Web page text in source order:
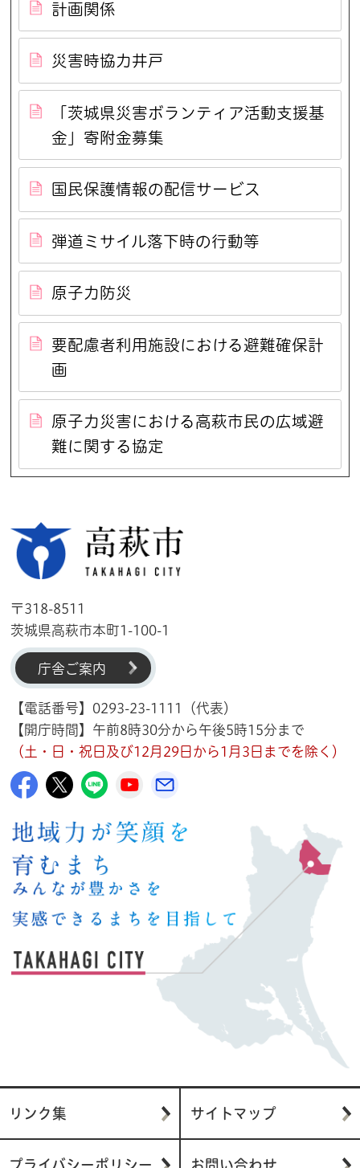
計画関係
災害時協力井戸
「茨城県災害ボランティア活動支援基
金」寄附金募集
国民保護情報の配信サービス
弾道ミサイル落下時の行動等
原子力防災
要配慮者利用施設における避難確保計
画
原子力災害における高萩市民の広域避
難に関する協定
〒318-8511
茨城県高萩市本町1-100-1
庁舎ご案内
【電話番号】0293-23-1111（代表）
【開庁時間】午前8時30分から午後5時15分まで
（土・日・祝日及び12月29日から1月3日までを除く）
高萩市公式Facebook
高萩市公式X
高萩市公式LINE
高萩市YouTube公式チャンネル
リンク集 サイトマップ
プライバシーポリシー お問い合わせ